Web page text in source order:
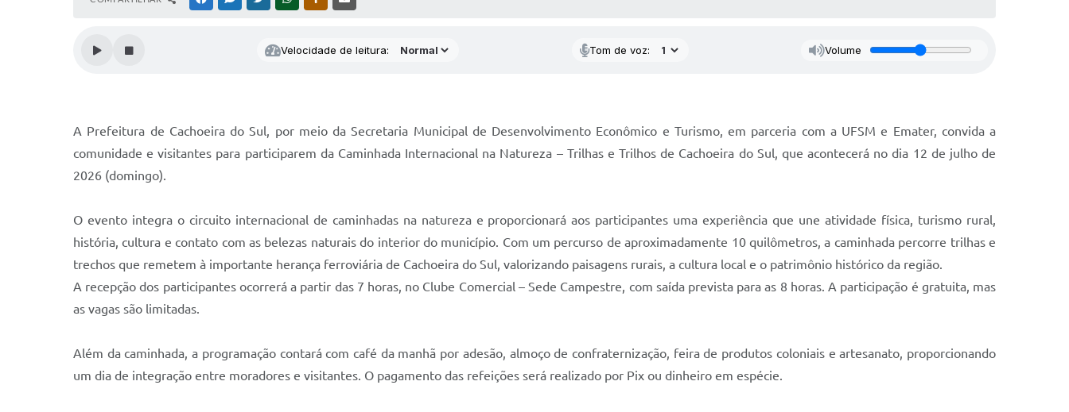
Velocidade de leitura: Tom de voz: Volume
A Prefeitura de Cachoeira do Sul, por meio da Secretaria Municipal de Desenvolvimento Econômico e Turismo, em parceria com a UFSM e Emater, convida a
comunidade e visitantes para participarem da Caminhada Internacional na Natureza – Trilhas e Trilhos de Cachoeira do Sul, que acontecerá no dia 12 de julho de
2026 (domingo).
O evento integra o circuito internacional de caminhadas na natureza e proporcionará aos participantes uma experiência que une atividade física, turismo rural,
história, cultura e contato com as belezas naturais do interior do município. Com um percurso de aproximadamente 10 quilômetros, a caminhada percorre trilhas e
trechos que remetem à importante herança ferroviária de Cachoeira do Sul, valorizando paisagens rurais, a cultura local e o patrimônio histórico da região.
A recepção dos participantes ocorrerá a partir das 7 horas, no Clube Comercial – Sede Campestre, com saída prevista para as 8 horas. A participação é gratuita, mas
as vagas são limitadas.
Além da caminhada, a programação contará com café da manhã por adesão, almoço de confraternização, feira de produtos coloniais e artesanato, proporcionando
um dia de integração entre moradores e visitantes. O pagamento das refeições será realizado por Pix ou dinheiro em espécie.